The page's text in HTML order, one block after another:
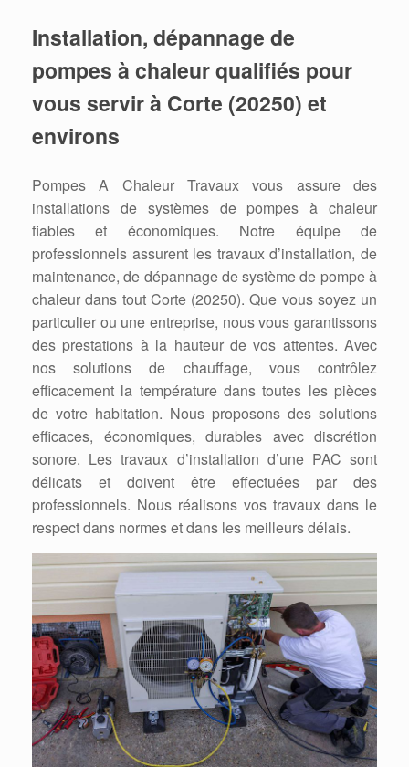
Installation, dépannage de
pompes à chaleur qualifiés pour
vous servir à Corte (20250) et
environs
Pompes A Chaleur Travaux vous assure des
installations de systèmes de pompes à chaleur
fiables et économiques. Notre équipe de
professionnels assurent les travaux d’installation, de
maintenance, de dépannage de système de pompe à
chaleur dans tout Corte (20250). Que vous soyez un
particulier ou une entreprise, nous vous garantissons
des prestations à la hauteur de vos attentes. Avec
nos solutions de chauffage, vous contrôlez
efficacement la température dans toutes les pièces
de votre habitation. Nous proposons des solutions
efficaces, économiques, durables avec discrétion
sonore. Les travaux d’installation d’une PAC sont
délicats et doivent être effectuées par des
professionnels. Nous réalisons vos travaux dans le
respect dans normes et dans les meilleurs délais.